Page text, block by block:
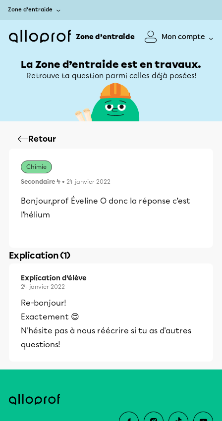
Zone d’entraide
Zone d’entraide Mon compte
La Zone d’entraide est en travaux.
Retrouve ta question parmi celles déjà posées!
Retour
Chimie
Secondaire 4 • 24 janvier 2022
Bonjour,prof Éveline O donc la réponse c’est
l’hélium
Explication (1)
Explication d’élève
24 janvier 2022
Re-bonjour!
Exactement 😊
N'hésite pas à nous réécrire si tu as d'autres
questions!